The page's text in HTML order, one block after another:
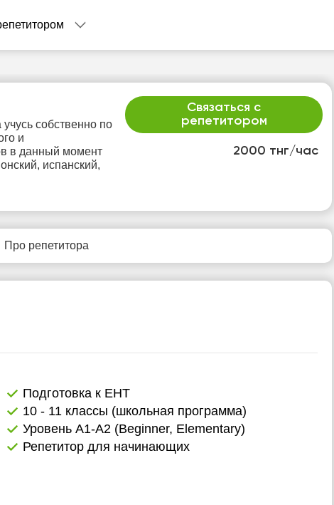
2000 тнг/час
Связаться с
репетитором
собственно по
и
в данный момент
испанский,
Про репетитора
Подготовка к ЕНТ
10 - 11 классы (школьная программа)
Уровень А1-А2 (Beginner, Elementary)
Репетитор для начинающих
12
13
14
Нет
свободных
свободных
свободных